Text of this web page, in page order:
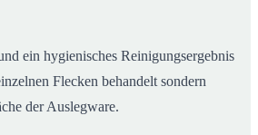
ein hygienisches Reinigungsergebnis
Flecken behandelt sondern
der Auslegware.